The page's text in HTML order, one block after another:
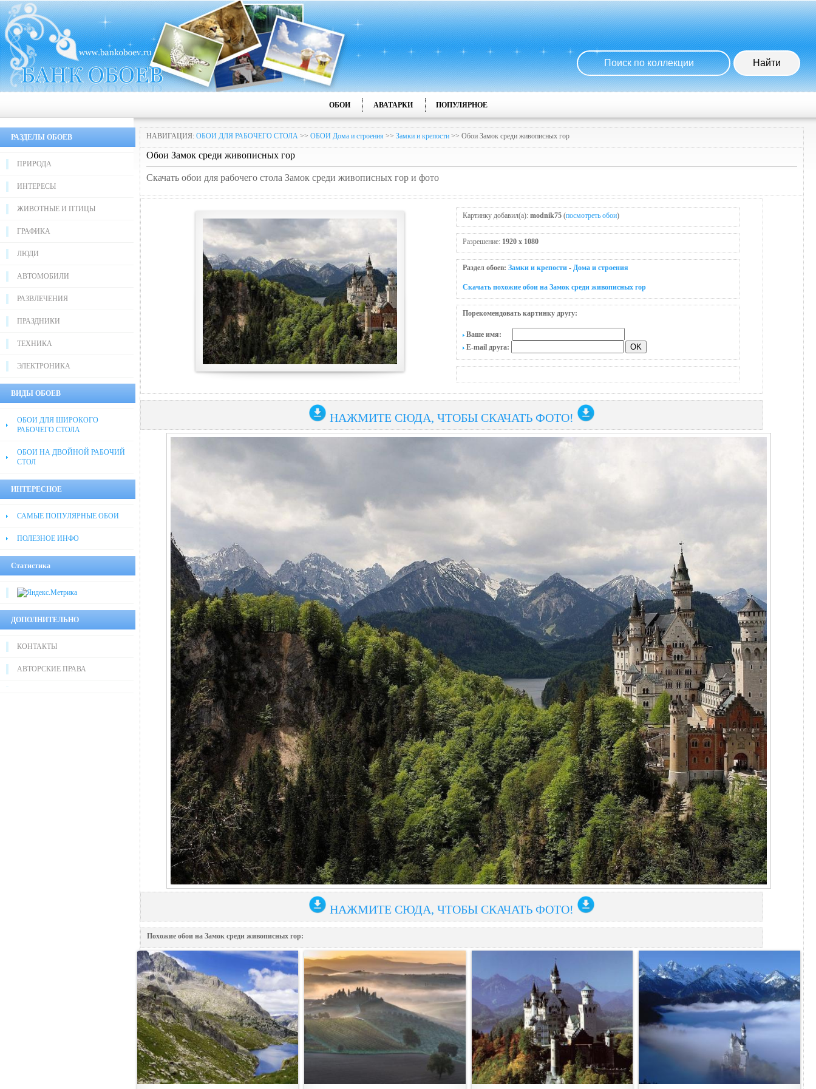
ОБОИ АВАТАРКИ ПОПУЛЯРНОЕ
РАЗДЕЛЫ ОБОЕВ
ПРИРОДА
ИНТЕРЕСЫ
ЖИВОТНЫЕ И ПТИЦЫ
ГРАФИКА
ЛЮДИ
АВТОМОБИЛИ
РАЗВЛЕЧЕНИЯ
ПРАЗДНИКИ
ТЕХНИКА
ЭЛЕКТРОНИКА
ВИДЫ ОБОЕВ
ОБОИ ДЛЯ ШИРОКОГО
РАБОЧЕГО СТОЛА
ОБОИ НА ДВОЙНОЙ РАБОЧИЙ
СТОЛ
ИНТЕРЕСНОЕ
САМЫЕ ПОПУЛЯРНЫЕ ОБОИ
ПОЛЕЗНОЕ ИНФО
Статистика
ДОПОЛНИТЕЛЬНО
КОНТАКТЫ
АВТОРСКИЕ ПРАВА
НАВИГАЦИЯ: ОБОИ ДЛЯ РАБОЧЕГО СТОЛА >> ОБОИ Дома и строения >> Замки и крепости >> Обои Замок среди живописных гор
Обои Замок среди живописных гор
Скачать обои для рабочего стола Замок среди живописных гор и фото
Картинку добавил(а): modnik75 (посмотреть обои)
Разрешение: 1920 x 1080
Раздел обоев: Замки и крепости - Дома и строения
Скачать похожие обои на Замок среди живописных гор
Порекомендовать картинку другу:
Ваше имя:
E-mail друга:
НАЖМИТЕ СЮДА, ЧТОБЫ СКАЧАТЬ ФОТО!
НАЖМИТЕ СЮДА, ЧТОБЫ СКАЧАТЬ ФОТО!
Похожие обои на Замок среди живописных гор: